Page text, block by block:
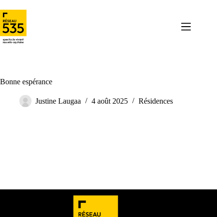
Bonne espérance
Justine Laugaa 4 août 2025 Résidences